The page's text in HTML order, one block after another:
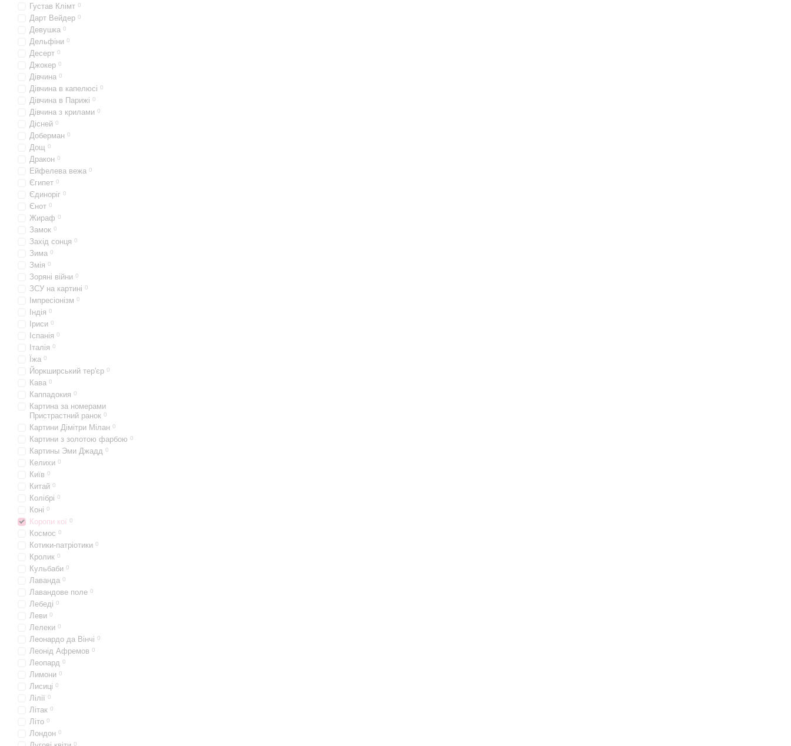
Густав Клімт 0
Дарт Вейдер 0
Девушка 0
Дельфіни 0
Десерт 0
Джокер 0
Дівчина 0
Дівчина в капелюсі 0
Дівчина в Парижі 0
Дівчина з крилами 0
Дісней 0
Доберман 0
Дощ 0
Дракон 0
Ейфелева вежа 0
Єгипет 0
Єдиноріг 0
Єнот 0
Жираф 0
Замок 0
Захід сонця 0
Зима 0
Змія 0
Зоряні війни 0
ЗСУ на картині 0
Імпресіонізм 0
Індія 0
Іриси 0
Іспанія 0
Італія 0
Їжа 0
Йоркширський тер'єр 0
Кава 0
Каппадокия 0
Картина за номерами
Пристрастний ранок 0
Картини Дімітри Мілан 0
Картини з золотою фарбою 0
Картины Эми Джадд 0
Келихи 0
Київ 0
Китай 0
Колібрі 0
Коні 0
Коропи кої 0
Космос 0
Котики-патріотики 0
Кролик 0
Кульбаби 0
Лаванда 0
Лавандове поле 0
Лебеді 0
Леви 0
Лелеки 0
Леонардо да Вінчі 0
Леонід Афремов 0
Леопард 0
Лимони 0
Лисиці 0
Лілії 0
Літак 0
Літо 0
Лондон 0
0